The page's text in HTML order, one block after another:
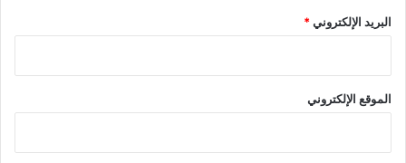
البريد الإلكتروني*
الموقع الإلكتروني